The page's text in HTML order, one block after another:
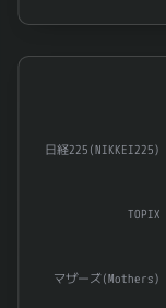
End of
Bar chart with 3
The chart has 1
日経225(NIKKEI225)
TOPIX
マザーズ(Mothers)